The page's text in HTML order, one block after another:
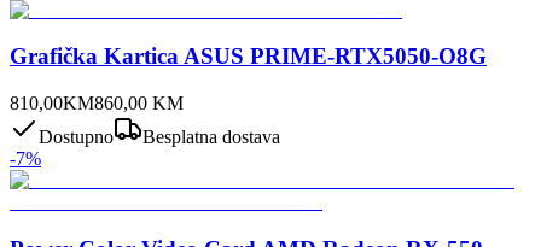
Grafička Kartica ASUS PRIME-RTX5050-O8G
810,00KM860,00 KM
Dostupno
Besplatna dostava
-7%